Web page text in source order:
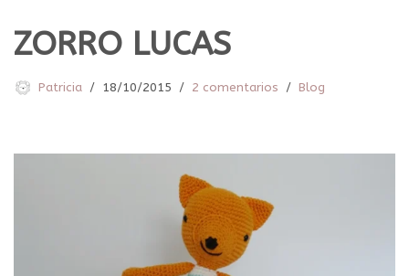
ZORRO LUCAS
Patricia 18/10/2015 2 comentarios Blog